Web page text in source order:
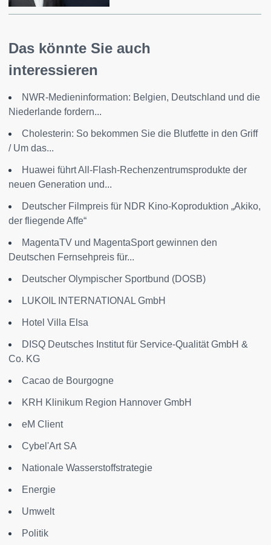
Das könnte Sie auch
interessieren
NWR-Medieninformation: Belgien, Deutschland und die
Niederlande fordern...
Cholesterin: So bekommen Sie die Blutfette in den Griff
/ Um das...
Huawei führt All-Flash-Rechenzentrumsprodukte der
neuen Generation und...
Deutscher Filmpreis für NDR Kino-Koproduktion „Akiko,
der fliegende Affe“
MagentaTV und MagentaSport gewinnen den
Deutschen Fernsehpreis für...
Deutscher Olympischer Sportbund (DOSB)
LUKOIL INTERNATIONAL GmbH
Hotel Villa Elsa
DISQ Deutsches Institut für Service-Qualität GmbH &
Co. KG
Cacao de Bourgogne
KRH Klinikum Region Hannover GmbH
eM Client
Cybel'Art SA
Nationale Wasserstoffstrategie
Energie
Umwelt
Politik